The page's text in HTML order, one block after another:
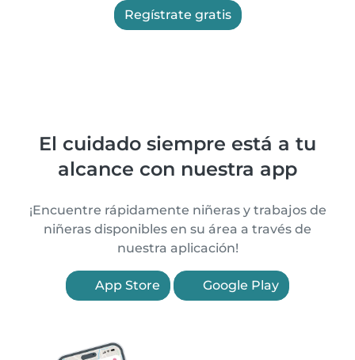
Regístrate gratis
El cuidado siempre está a tu
alcance con nuestra app
¡Encuentre rápidamente niñeras y trabajos de
niñeras disponibles en su área a través de
nuestra aplicación!
App Store Google Play